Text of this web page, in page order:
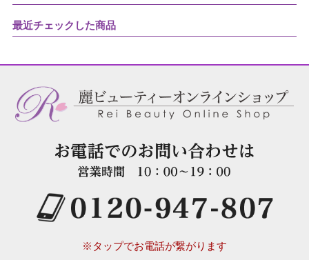
最近チェックした商品
※タップでお電話が繋がります